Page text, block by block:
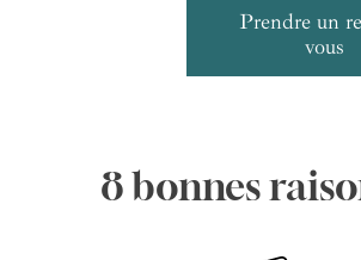
Prendre un
vous
8 bonnes